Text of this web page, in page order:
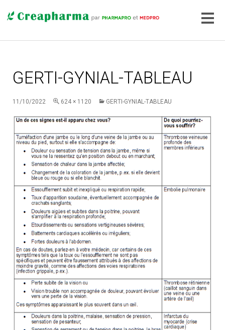
GERTI-GYNIAL-TABLEAU
11/10/2022 624 × 1120 GERTI-GYNIAL-TABLEAU